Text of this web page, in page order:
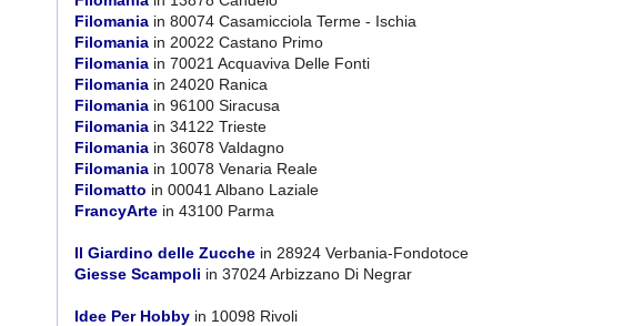
Filomania in 80074 Casamicciola Terme - Ischia
Filomania in 20022 Castano Primo
Filomania in 70021 Acquaviva Delle Fonti
Filomania in 24020 Ranica
Filomania in 96100 Siracusa
Filomania in 34122 Trieste
Filomania in 36078 Valdagno
Filomania in 10078 Venaria Reale
Filomatto in 00041 Albano Laziale
FrancyArte in 43100 Parma
Il Giardino delle Zucche in 28924 Verbania-Fondotoce
Giesse Scampoli in 37024 Arbizzano Di Negrar
Idee Per Hobby in 10098 Rivoli